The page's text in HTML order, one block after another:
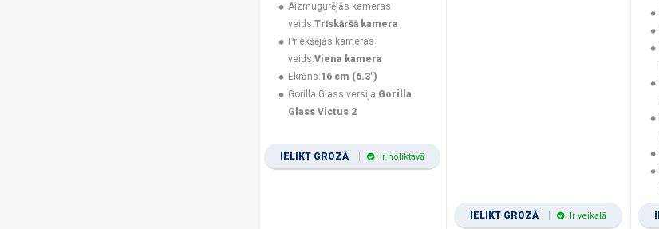
Aizmugurējās kameras
veids:Trīskāršā kamera
Priekšējās kameras
veids:Viena kamera
Ekrāns:16 cm (6.3")
Gorilla Glass versija:Gorilla
Glass Victus 2
IELIKT GROZĀ Ir noliktavā
IELIKT GROZĀ Ir veikalā